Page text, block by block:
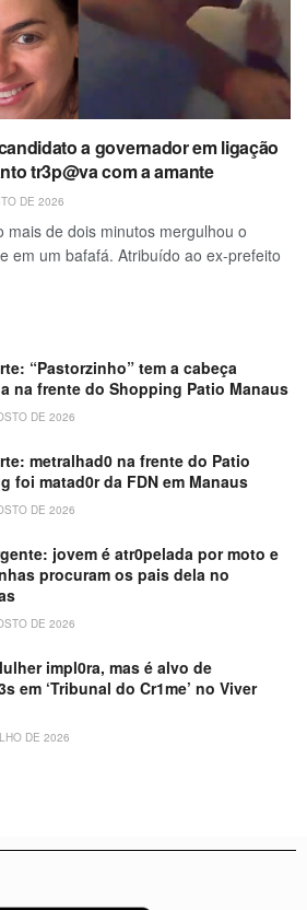
candidato a governador em ligação
tr3p@va com a amante
DE 2026
mais de dois minutos mergulhou o
em um bafafá. Atribuído ao ex-prefeito
“Pastorzinho” tem a cabeça
na frente do Shopping Patio Manaus
DE 2026
metralhad0 na frente do Patio
foi matad0r da FDN em Manaus
DE 2026
jovem é atr0pelada por moto e
procuram os pais dela no
DE 2026
impl0ra, mas é alvo de
em ‘Tribunal do Cr1me’ no Viver
DE 2026